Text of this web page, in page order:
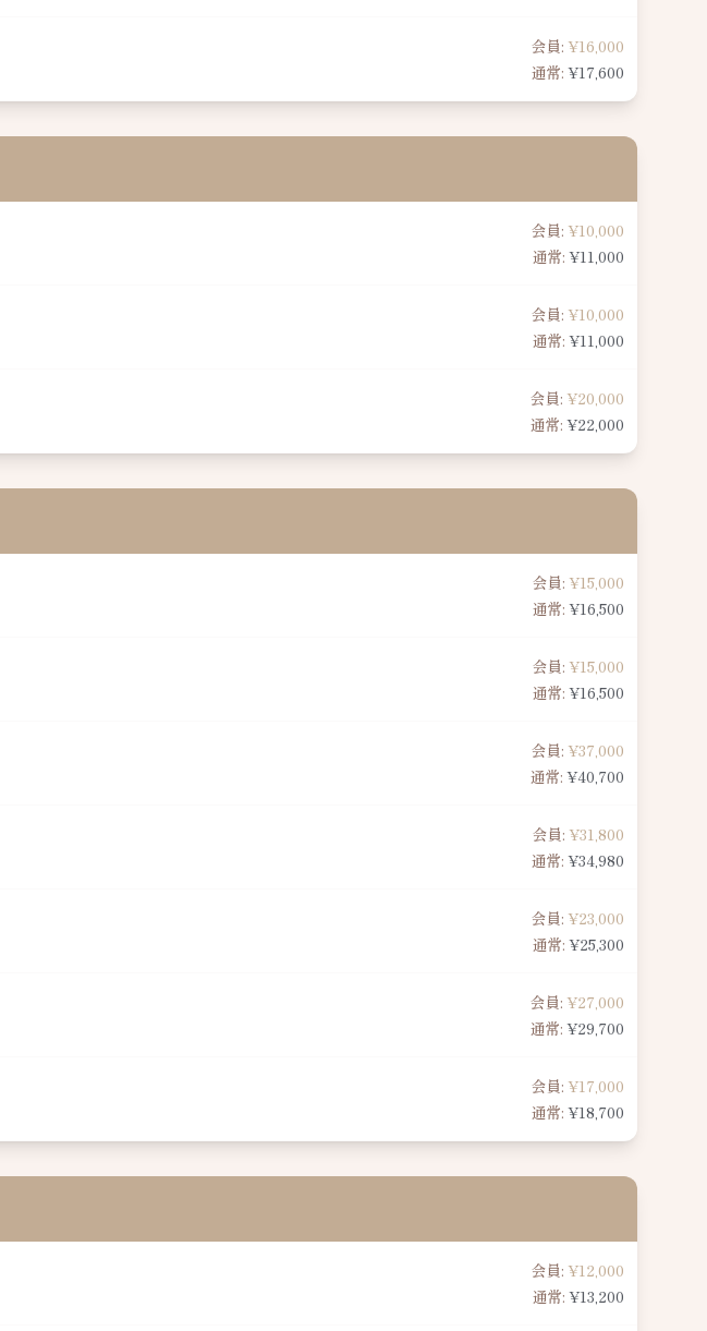
会員: ¥16,000
通常: ¥17,600
会員: ¥10,000
通常: ¥11,000
会員: ¥10,000
通常: ¥11,000
会員: ¥20,000
通常: ¥22,000
会員: ¥15,000
通常: ¥16,500
会員: ¥15,000
通常: ¥16,500
会員: ¥37,000
通常: ¥40,700
会員: ¥31,800
通常: ¥34,980
会員: ¥23,000
通常: ¥25,300
会員: ¥27,000
通常: ¥29,700
会員: ¥17,000
通常: ¥18,700
会員: ¥12,000
通常: ¥13,200